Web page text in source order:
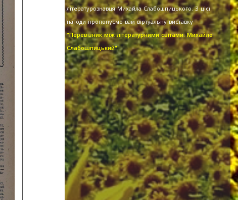
літературознавця Михайла Слабошпицького. З цієї
нагоди пропонуємо вам віртуальну виставку
"Перевізник між літературними світами: Михайло
Слабошпицький".